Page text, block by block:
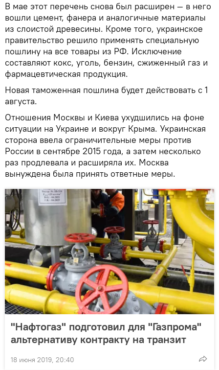
В мае этот перечень снова был расширен — в него
вошли цемент, фанера и аналогичные материалы
из слоистой древесины. Кроме того, украинское
правительство решило применять специальную
пошлину на все товары из РФ. Исключение
составляют кокс, уголь, бензин, сжиженный газ и
фармацевтическая продукция.
Новая таможенная пошлина будет действовать с 1
августа.
Отношения Москвы и Киева ухудшились на фоне
ситуации на Украине и вокруг Крыма. Украинская
сторона ввела ограничительные меры против
России в сентябре 2015 года, а затем несколько
раз продлевала и расширяла их. Москва
вынуждена была принять ответные меры.
"Нафтогаз" подготовил для "Газпрома"
альтернативу контракту на транзит
18 июня 2019, 20:40